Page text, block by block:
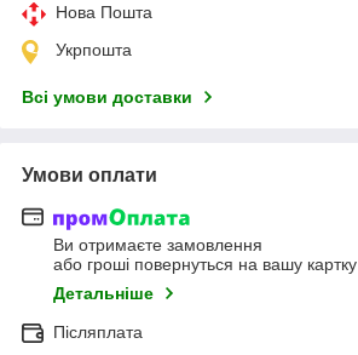
Нова Пошта
Укрпошта
Всі умови доставки
Умови оплати
Ви отримаєте замовлення
або гроші повернуться на вашу картку
Детальніше
Післяплата